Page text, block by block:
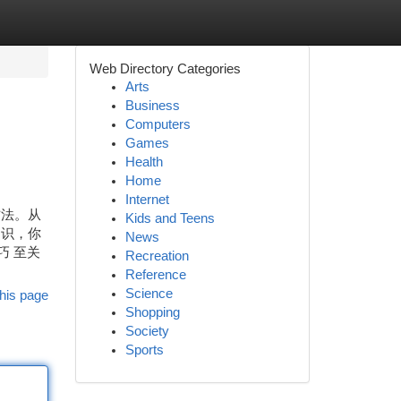
。从
，你
至关
page
Web Directory Categories
Arts
Business
Computers
Games
Health
Home
Internet
Kids and Teens
News
Recreation
Reference
Science
Shopping
Society
Sports